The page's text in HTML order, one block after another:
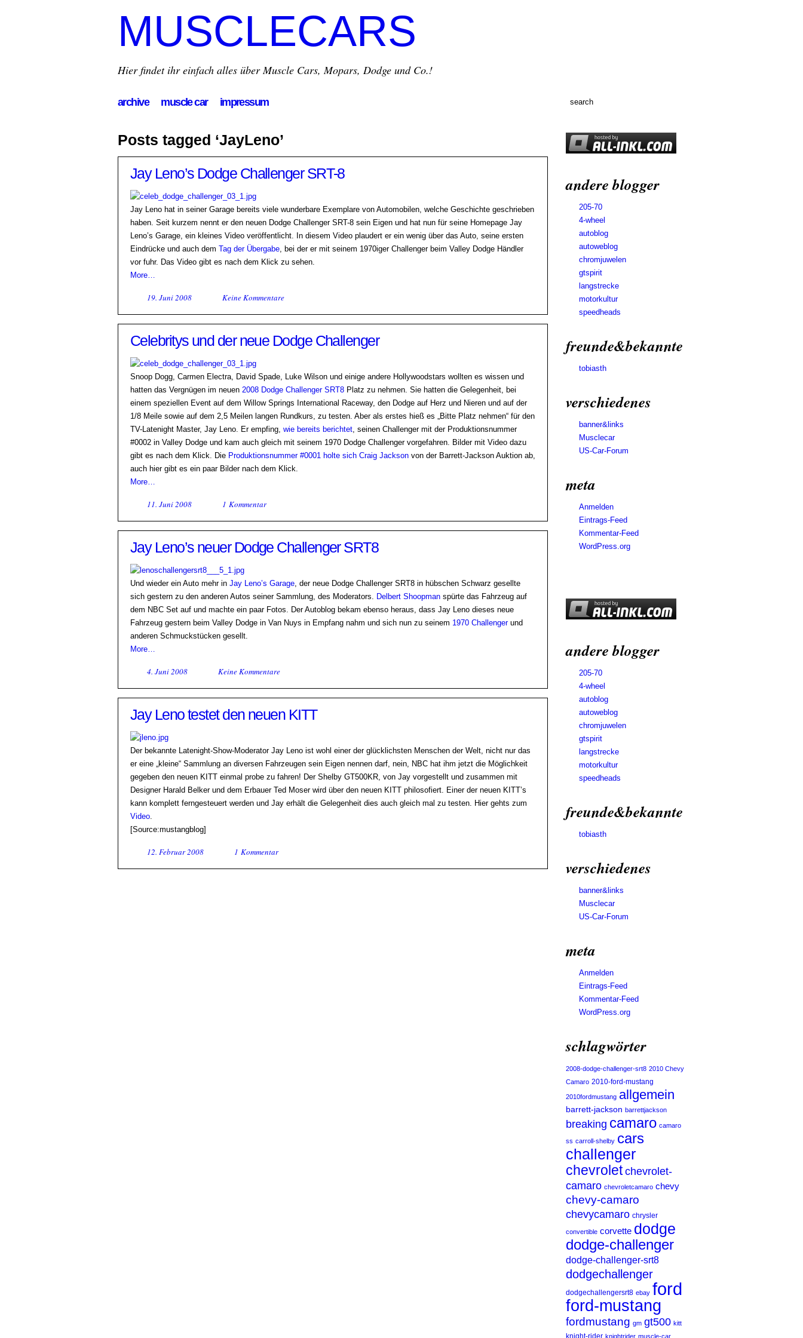
MUSCLECARS
Hier findet ihr einfach alles über Muscle Cars, Mopars, Dodge und Co.!
archive muscle car impressum
andere blogger
205-70
4-wheel
autoblog
autoweblog
chromjuwelen
gtspirit
langstrecke
motorkultur
speedheads
freunde&bekannte
tobiasth
verschiedenes
banner&links
Musclecar
US-Car-Forum
meta
Anmelden
Eintrags-Feed
Kommentar-Feed
WordPress.org
andere blogger
205-70
4-wheel
autoblog
autoweblog
chromjuwelen
gtspirit
langstrecke
motorkultur
speedheads
freunde&bekannte
tobiasth
verschiedenes
banner&links
Musclecar
US-Car-Forum
meta
Anmelden
Eintrags-Feed
Kommentar-Feed
WordPress.org
schlagwörter
2008-dodge-challenger-srt8 2010 Chevy
Camaro 2010-ford-mustang
2010fordmustang allgemein
barrett-jackson barrettjackson
breaking camaro camaro
ss carroll-shelby cars
challenger
chevrolet chevrolet-
camaro chevroletcamaro chevy
chevy-camaro
chevycamaro chrysler
convertible corvette dodge
dodge-challenger
dodge-challenger-srt8
dodgechallenger
dodgechallengersrt8 ebay ford
ford-mustang
fordmustang gm gt500 kitt
knight-rider knightrider muscle-car
Posts tagged ‘JayLeno’
Jay Leno’s Dodge Challenger SRT-8
Jay Leno hat in seiner Garage bereits viele wunderbare Exemplare von Automobilen, welche Geschichte geschrieben
haben. Seit kurzem nennt er den neuen Dodge Challenger SRT-8 sein Eigen und hat nun für seine Homepage Jay
Leno’s Garage, ein kleines Video veröffentlicht. In diesem Video plaudert er ein wenig über das Auto, seine ersten
Eindrücke und auch dem Tag der Übergabe, bei der er mit seinem 1970iger Challenger beim Valley Dodge Händler
vor fuhr. Das Video gibt es nach dem Klick zu sehen.
More…
19. Juni 2008 Keine Kommentare
Celebritys und der neue Dodge Challenger
Snoop Dogg, Carmen Electra, David Spade, Luke Wilson und einige andere Hollywoodstars wollten es wissen und
hatten das Vergnügen im neuen 2008 Dodge Challenger SRT8 Platz zu nehmen. Sie hatten die Gelegenheit, bei
einem speziellen Event auf dem Willow Springs International Raceway, den Dodge auf Herz und Nieren und auf der
1/8 Meile sowie auf dem 2,5 Meilen langen Rundkurs, zu testen. Aber als erstes hieß es „Bitte Platz nehmen“ für den
TV-Latenight Master, Jay Leno. Er empfing, wie bereits berichtet, seinen Challenger mit der Produktionsnummer
#0002 in Valley Dodge und kam auch gleich mit seinem 1970 Dodge Challenger vorgefahren. Bilder mit Video dazu
gibt es nach dem Klick. Die Produktionsnummer #0001 holte sich Craig Jackson von der Barrett-Jackson Auktion ab,
auch hier gibt es ein paar Bilder nach dem Klick.
More…
11. Juni 2008 1 Kommentar
Jay Leno’s neuer Dodge Challenger SRT8
Und wieder ein Auto mehr in Jay Leno’s Garage, der neue Dodge Challenger SRT8 in hübschen Schwarz gesellte
sich gestern zu den anderen Autos seiner Sammlung, des Moderators. Delbert Shoopman spürte das Fahrzeug auf
dem NBC Set auf und machte ein paar Fotos. Der Autoblog bekam ebenso heraus, dass Jay Leno dieses neue
Fahrzeug gestern beim Valley Dodge in Van Nuys in Empfang nahm und sich nun zu seinem 1970 Challengerund
anderen Schmuckstücken gesellt.
More…
4. Juni 2008 Keine Kommentare
Jay Leno testet den neuen KITT
Der bekannte Latenight-Show-Moderator Jay Leno ist wohl einer der glücklichsten Menschen der Welt, nicht nur das
er eine „kleine“ Sammlung an diversen Fahrzeugen sein Eigen nennen darf, nein, NBC hat ihm jetzt die Möglichkeit
gegeben den neuen KITT einmal probe zu fahren! Der Shelby GT500KR, von Jay vorgestellt und zusammen mit
Designer Harald Belker und dem Erbauer Ted Moser wird über den neuen KITT philosofiert. Einer der neuen KITT’s
kann komplett ferngesteuert werden und Jay erhält die Gelegenheit dies auch gleich mal zu testen. Hier gehts zum
Video.
[Source:mustangblog]
12. Februar 2008 1 Kommentar